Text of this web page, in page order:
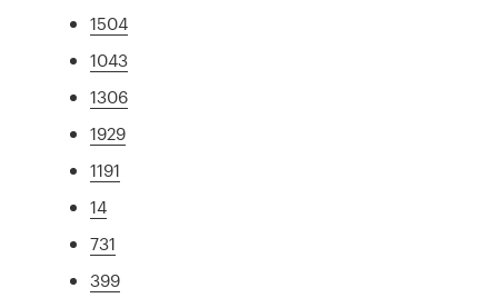
1504
1043
1306
1929
1191
14
731
399